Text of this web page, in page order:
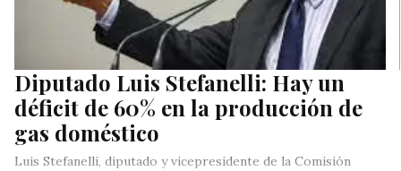
Diputado Luis Stefanelli: Hay un
déficit de 60% en la producción de
gas doméstico
Luis Stefanelli, diputado y vicepresidente de la Comisión